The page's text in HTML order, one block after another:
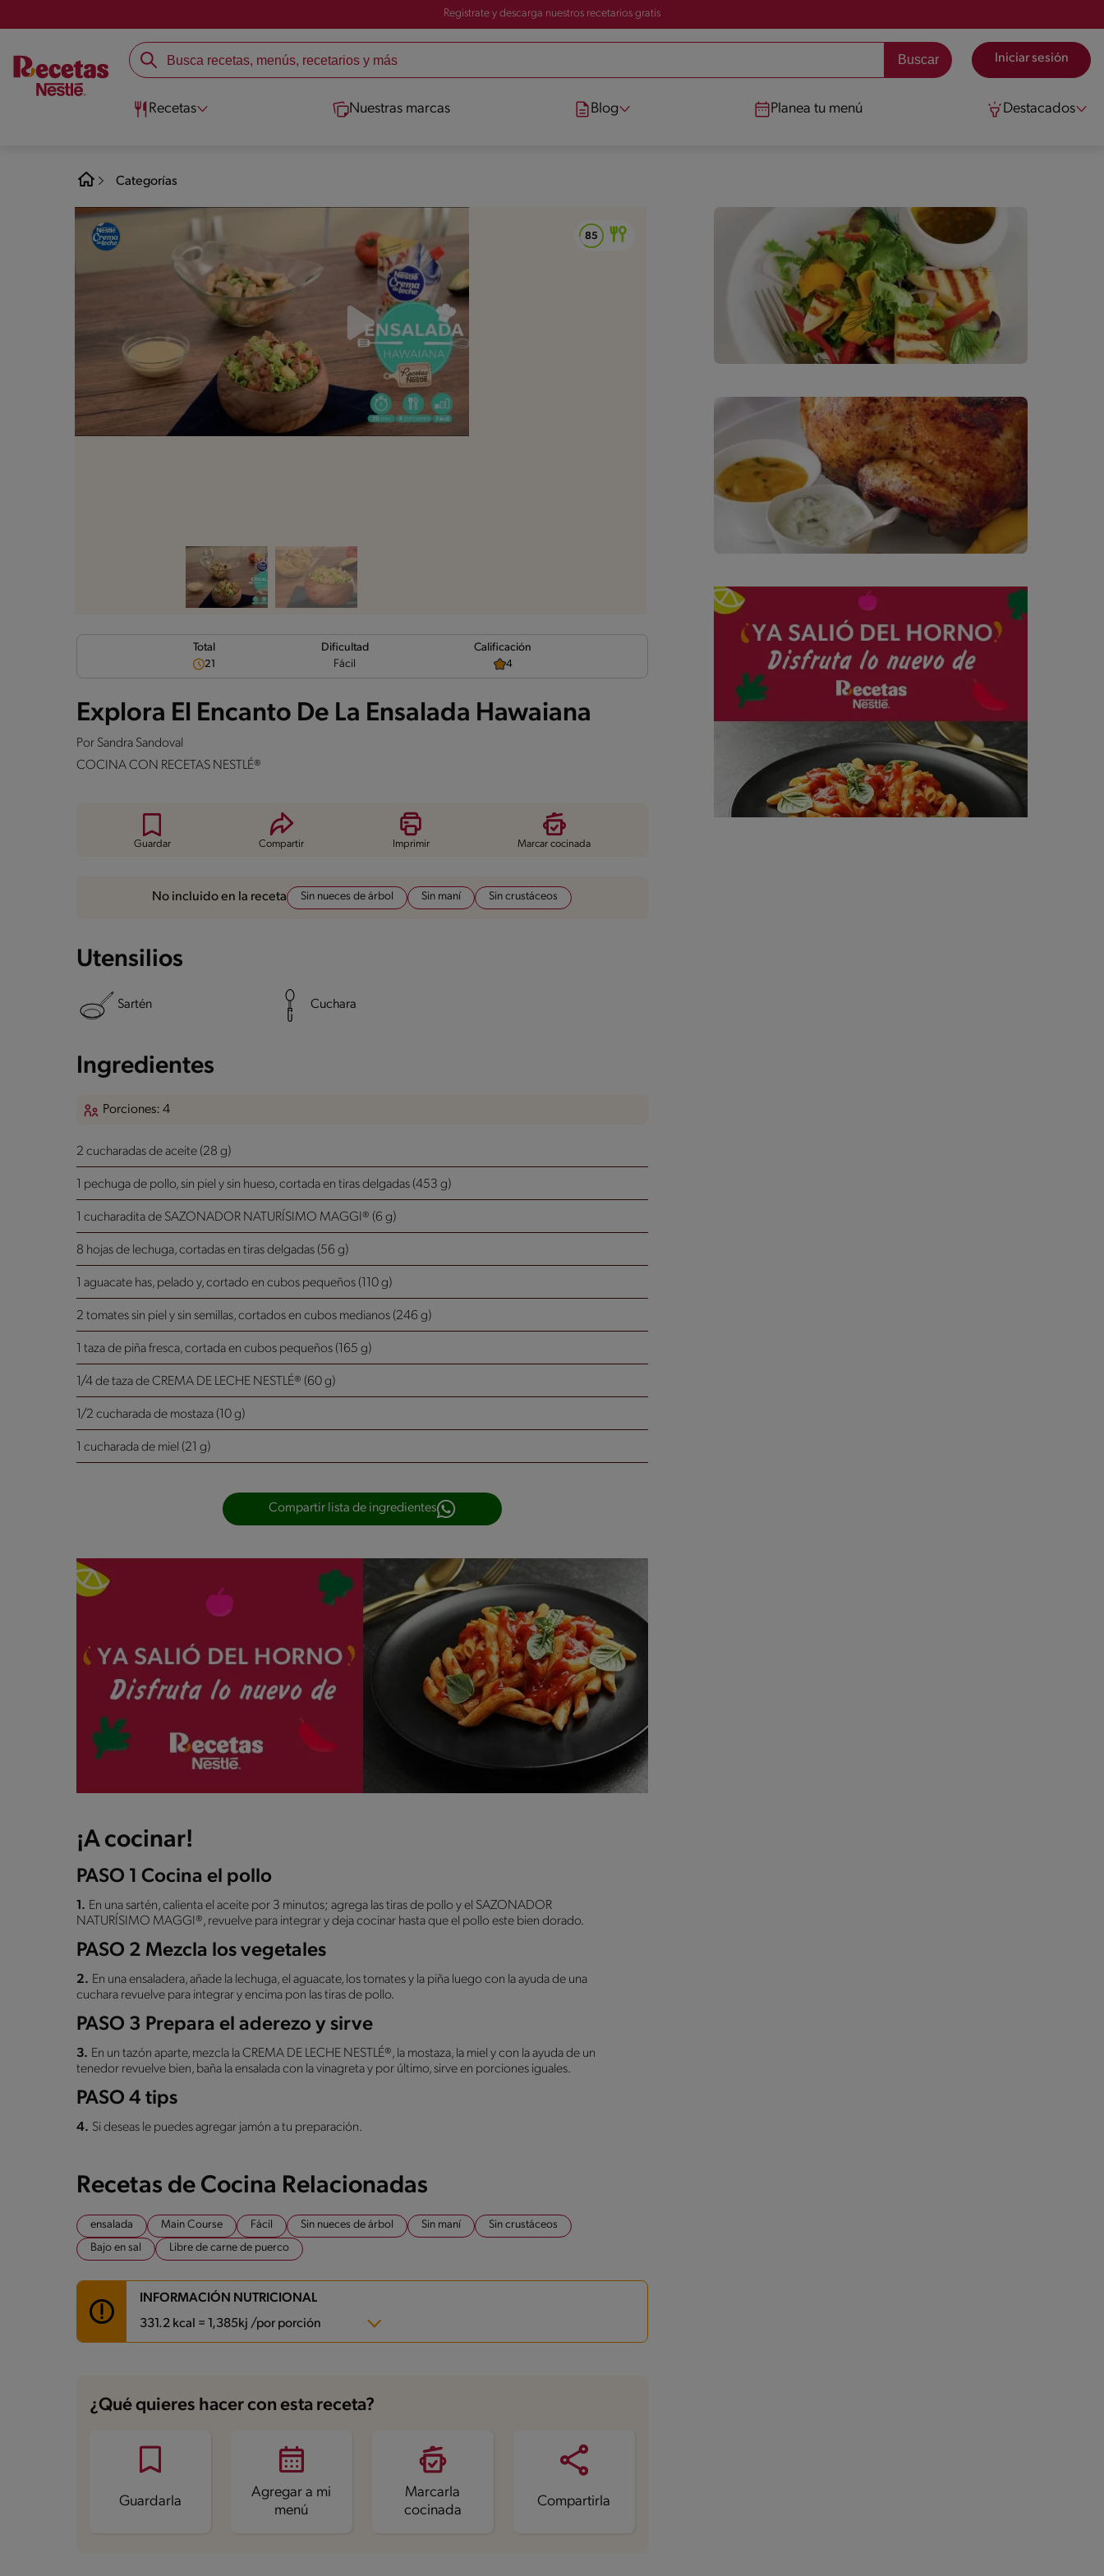
Registrate y descarga nuestros recetarios gratis
Iniciar sesión
Recetas Nuestras marcas Blog Planea tu menú Destacados
Categorías
Total
21
Dificultad
Fácil
Calificación
4
Explora El Encanto De La Ensalada Hawaiana
Por Sandra Sandoval
COCINA CON RECETAS NESTLÉ®
Guardar Compartir Imprimir Marcar cocinada
No incluido en la receta Sin nueces de árbol Sin maní Sin crustáceos
Utensilios
Sartén Cuchara
Ingredientes
Porciones: 4
2 cucharadas de aceite (28 g)
1 pechuga de pollo, sin piel y sin hueso, cortada en tiras delgadas (453 g)
1 cucharadita de SAZONADOR NATURÍSIMO MAGGI® (6 g)
8 hojas de lechuga, cortadas en tiras delgadas (56 g)
1 aguacate has, pelado y, cortado en cubos pequeños (110 g)
2 tomates sin piel y sin semillas, cortados en cubos medianos (246 g)
1 taza de piña fresca, cortada en cubos pequeños (165 g)
1/4 de taza de CREMA DE LECHE NESTLÉ® (60 g)
1/2 cucharada de mostaza (10 g)
1 cucharada de miel (21 g)
Compartir lista de ingredientes
¡A cocinar!
PASO 1 Cocina el pollo
1. En una sartén, calienta el aceite por 3 minutos; agrega las tiras de pollo y el SAZONADOR
NATURÍSIMO MAGGI®, revuelve para integrar y deja cocinar hasta que el pollo este bien dorado.
PASO 2 Mezcla los vegetales
2. En una ensaladera, añade la lechuga, el aguacate, los tomates y la piña luego con la ayuda de una
cuchara revuelve para integrar y encima pon las tiras de pollo.
PASO 3 Prepara el aderezo y sirve
3. En un tazón aparte, mezcla la CREMA DE LECHE NESTLÉ®, la mostaza, la miel y con la ayuda de un
tenedor revuelve bien, baña la ensalada con la vinagreta y por último, sirve en porciones iguales.
PASO 4 tips
4. Si deseas le puedes agregar jamón a tu preparación.
Recetas de Cocina Relacionadas
ensalada Main Course Fácil Sin nueces de árbol Sin maní
Sin crustáceos
Bajo en sal
Libre de carne de puerco
INFORMACIÓN NUTRICIONAL
331.2 kcal = 1,385kj /por porción
Energía
331.2 kcal
Grasas 17.8 g
Sodio
¿Qué quieres hacer con esta receta?
Guardarla
Agregar a mi
menú
Marcarla
cocinada
Compartirla